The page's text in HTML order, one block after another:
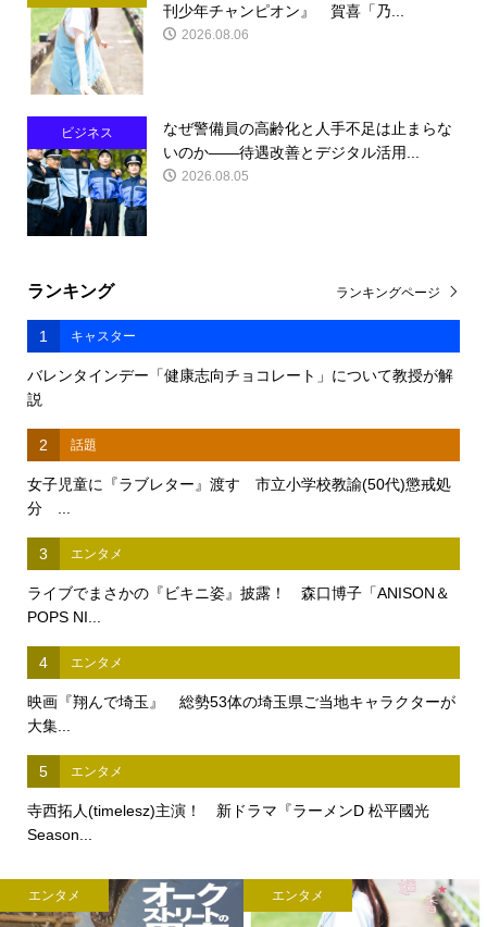
刊少年チャンピオン』 賀喜「乃...
2026.08.06
ビジネス
なぜ警備員の高齢化と人手不足は止まらな
いのか――待遇改善とデジタル活用...
2026.08.05
ランキング
1 キャスター
バレンタインデー「健康志向チョコレート」について教授が解
説
2 話題
女子児童に『ラブレター』渡す 市立小学校教諭(50代)懲戒処
分 ...
3 エンタメ
ライブでまさかの『ビキニ姿』披露！ 森口博子「ANISON＆
POPS NI...
4 エンタメ
映画『翔んで埼玉』 総勢53体の埼玉県ご当地キャラクターが
大集...
5 エンタメ
寺西拓人(timelesz)主演！ 新ドラマ『ラーメンD 松平國光
Season...
ランキングページ
ビジネス ビジネス